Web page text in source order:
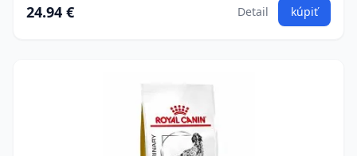
24.94 € Detail kúpiť